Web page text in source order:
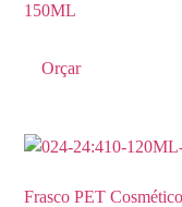
150ML
Orçar
Frasco PET